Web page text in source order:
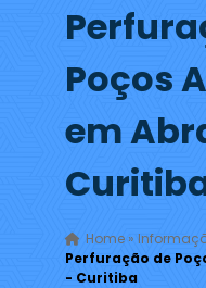
Poços
em
Home»
Perfuração de
- Curitiba